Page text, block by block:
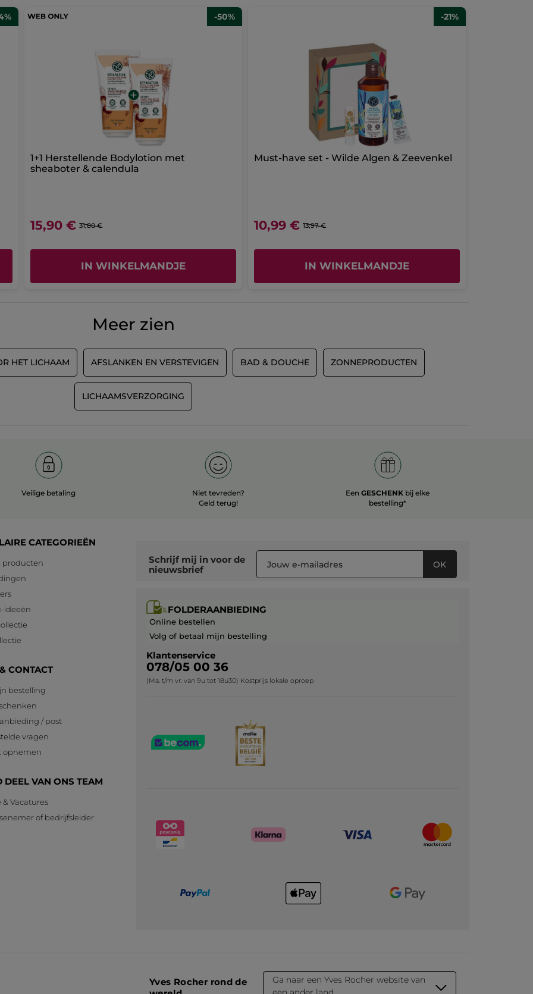
-50%
1+1 Herstellende Bodylotion met
sheaboter & calendula
15,90 € 31,80 €
IN WINKELMANDJE
-21%
Must-have set - Wilde Algen & Zeevenkel
10,99 € 13,97 €
IN WINKELMANDJE
Meer zien
HET LICHAAM AFSLANKEN EN VERSTEVIGEN BAD & DOUCHE ZONNEPRODUCTEN
LICHAAMSVERZORGING
Veilige betaling
Niet tevreden?
Geld terug!
Een GESCHENK bij elke
bestelling*
CATEGORIEËN
producten
ideeën
CONTACT
bestelling
/ post
vragen
opnemen
DEEL VAN ONS TEAM
& Vacatures
of bedrijfsleider
Schrijf mij in voor de
nieuwsbrief
OK
FOLDERAANBIEDING
Online bestellen
Volg of betaal mijn bestelling
Klantenservice
078/05 00 36
(Ma. t/m vr. van 9u tot 18u30) Kostprijs lokale oproep
Yves Rocher rond de
Ga naar een Yves Rocher website van